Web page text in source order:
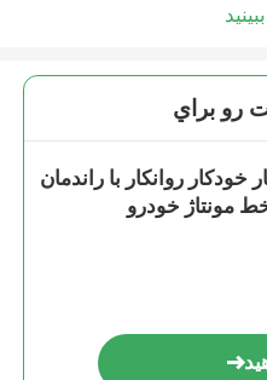
رو براي
خودکار روانکار با راندمان
خط مونتاژ خودرو